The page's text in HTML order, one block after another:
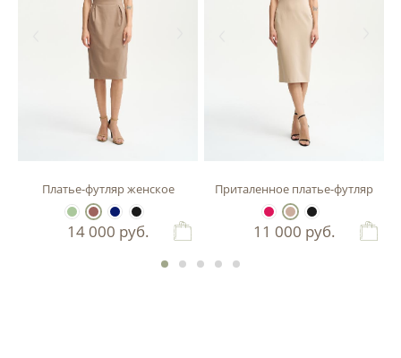
Платье-футляр женское
14 000 руб.
Приталенное платье-футляр
11 000 руб.